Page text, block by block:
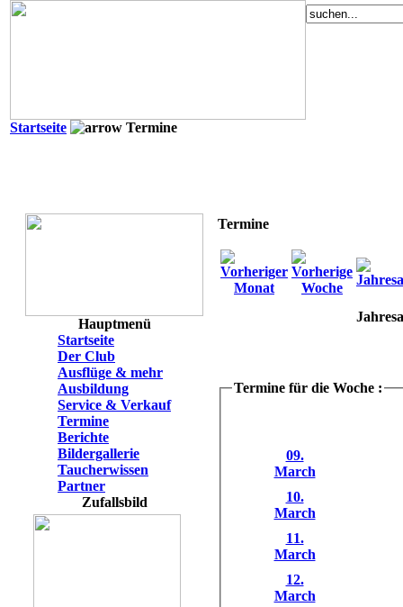
Startseite Termine
Hauptmenü
Startseite
Der Club
Ausflüge & mehr
Ausbildung
Service & Verkauf
Termine
Berichte
Bildergallerie
Taucherwissen
Partner
Zufallsbild
Termine
Termine für die Woche :
09.
March
10.
March
11.
March
12.
March